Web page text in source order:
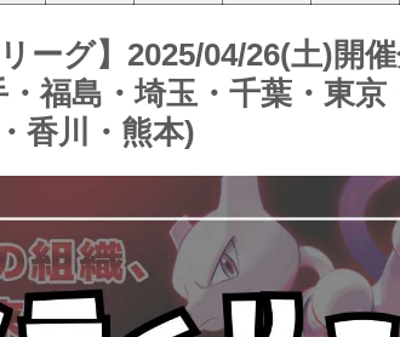
リーグ】2025/04/26(土)開
・福島・埼玉・千葉・東
香川・熊本)